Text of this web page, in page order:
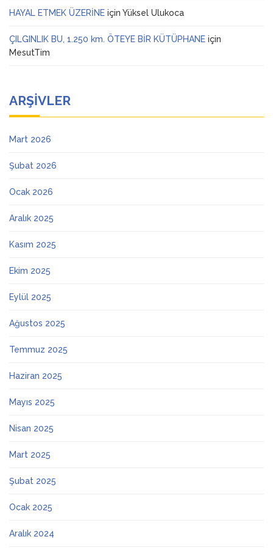
HAYAL ETMEK ÜZERİNE için Yüksel Ulukoca
ÇILGINLIK BU, 1.250 km. ÖTEYE BİR KÜTÜPHANE için
MesutTim
ARŞIVLER
Mart 2026
Şubat 2026
Ocak 2026
Aralık 2025
Kasım 2025
Ekim 2025
Eylül 2025
Ağustos 2025
Temmuz 2025
Haziran 2025
Mayıs 2025
Nisan 2025
Mart 2025
Şubat 2025
Ocak 2025
Aralık 2024